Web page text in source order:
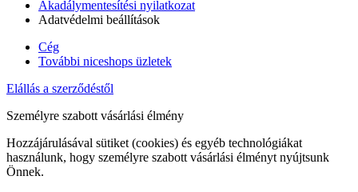
Akadálymentesítési nyilatkozat
Adatvédelmi beállítások
Cég
További niceshops üzletek
Elállás a szerződéstől
Személyre szabott vásárlási élmény
Hozzájárulásával sütiket (cookies) és egyéb technológiákat
használunk, hogy személyre szabott vásárlási élményt nyújtsunk
Önnek.